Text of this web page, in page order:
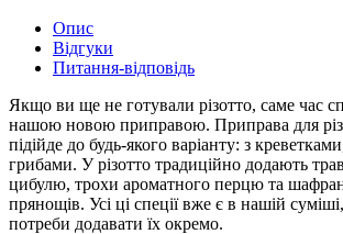
Опис
Відгуки
Питання-відповідь
Якщо ви ще не готували різотто, саме час
нашою новою приправою. Приправа для
підійде до будь-якого варіанту: з
грибами. У різотто традиційно додають
цибулю, трохи ароматного перцю та
прянощів. Усі ці спеції вже є в нашій
потреби додавати їх окремо.